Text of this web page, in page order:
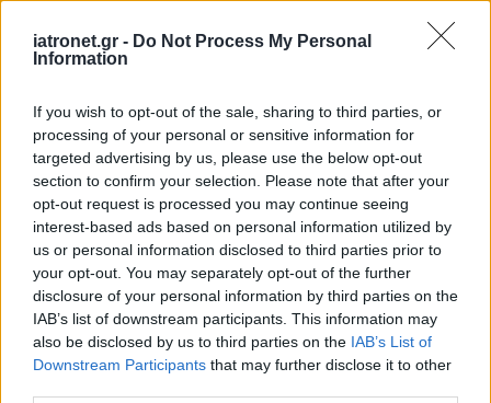
iatronet.gr - Do Not Process My Personal
Information
If you wish to opt-out of the sale, sharing to third parties, or
processing of your personal or sensitive information for
targeted advertising by us, please use the below opt-out
section to confirm your selection. Please note that after your
opt-out request is processed you may continue seeing
interest-based ads based on personal information utilized by
us or personal information disclosed to third parties prior to
your opt-out. You may separately opt-out of the further
disclosure of your personal information by third parties on the
IAB’s list of downstream participants. This information may
also be disclosed by us to third parties on the IAB’s List of
Downstream Participants that may further disclose it to other